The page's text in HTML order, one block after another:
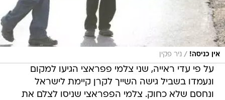
אין כניסה! / ניר פקין
על פי עדי ראייה, שני צלמי פפראצי הגיעו למקום
ונעמדו בשביל גישה השייך לקרן קיימת לישראל
ונחסם שלא כחוק. צלמי הפפראצי שניסו לצלם את